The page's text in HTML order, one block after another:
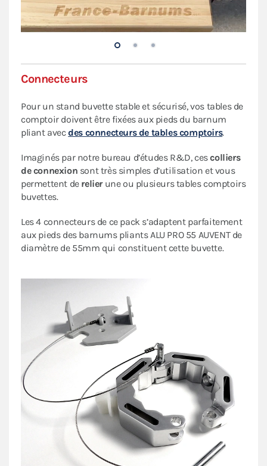
Connecteurs
Pour un stand buvette stable et sécurisé, vos tables de
comptoir doivent être fixées aux pieds du barnum
pliant avecdes connecteurs de tables comptoirs.
Imaginés par notre bureau d’études R&D, cescolliers
de connexion sont très simples d’utilisation et vous
permettent de relierune ou plusieurs tables comptoirs
buvettes.
Les 4 connecteurs de ce pack s’adaptent parfaitement
aux pieds des barnums pliants ALU PRO 55 AUVENT de
diamètre de 55mm qui constituent cette buvette.